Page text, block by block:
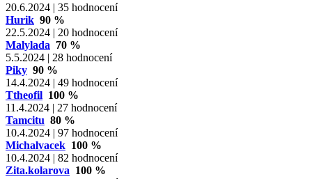
20.6.2024 | 35 hodnocení
Hurik 90 %
22.5.2024 | 20 hodnocení
Malylada 70 %
5.5.2024 | 28 hodnocení
Piky 90 %
14.4.2024 | 49 hodnocení
Ttheofil 100 %
11.4.2024 | 27 hodnocení
Tamcitu 80 %
10.4.2024 | 97 hodnocení
Michalvacek 100 %
10.4.2024 | 82 hodnocení
Zita.kolarova 100 %